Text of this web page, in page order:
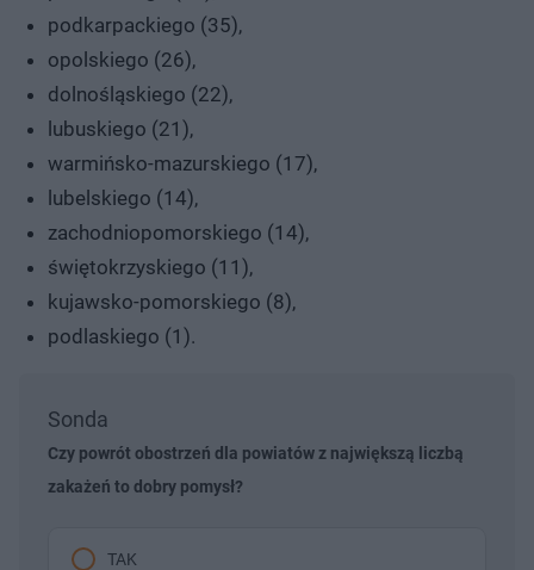
podkarpackiego (35),
opolskiego (26),
dolnośląskiego (22),
lubuskiego (21),
warmińsko-mazurskiego (17),
lubelskiego (14),
zachodniopomorskiego (14),
świętokrzyskiego (11),
kujawsko-pomorskiego (8),
podlaskiego (1).
Sonda
Czy powrót obostrzeń dla powiatów z największą liczbą
zakażeń to dobry pomysł?
TAK